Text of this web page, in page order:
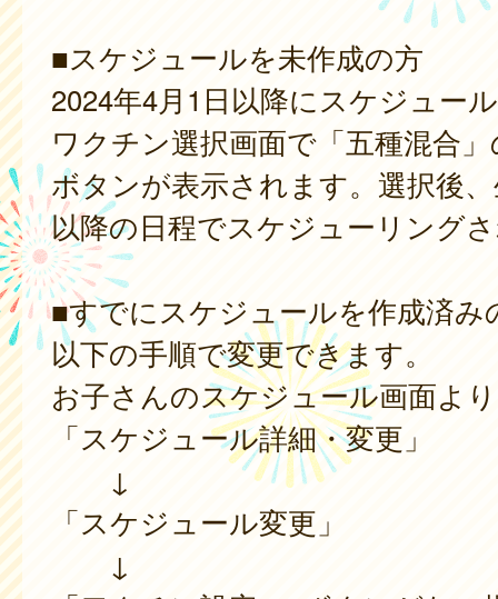
■スケジュールを未作成の方
2024年4月1日以降にスケジュー
ワクチン選択画面で「五種混合
ボタンが表示されます。選択後
以降の日程でスケジューリング
■すでにスケジュールを作成済み
以下の手順で変更できます。
お子さんのスケジュール画面より
「スケジュール詳細・変更」
↓
「スケジュール変更」
↓